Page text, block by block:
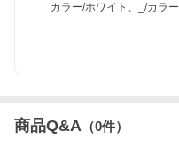
カラー/ホワイト、_/カラー
商品Q&A （0件）